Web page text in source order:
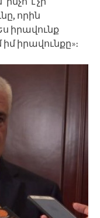
որին
իրավունք
իմ իրավունքը»։